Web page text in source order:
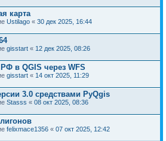
карта
Ustilago « 30 дек 2025, 16:44
gisstart « 12 дек 2025, 08:26
в QGIS через WFS
gisstart « 14 окт 2025, 11:29
3.0 средствами PyQgis
Stasss « 08 окт 2025, 08:36
felixmace1356 « 07 окт 2025, 12:42